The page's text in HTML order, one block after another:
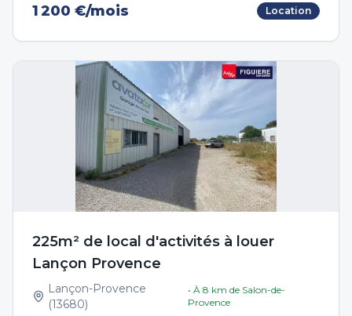
1 200 €/mois Location
225m² de local d'activités à louer
Lançon Provence
Lançon-Provence
(13680)
• À 8 km de Salon-de-
Provence